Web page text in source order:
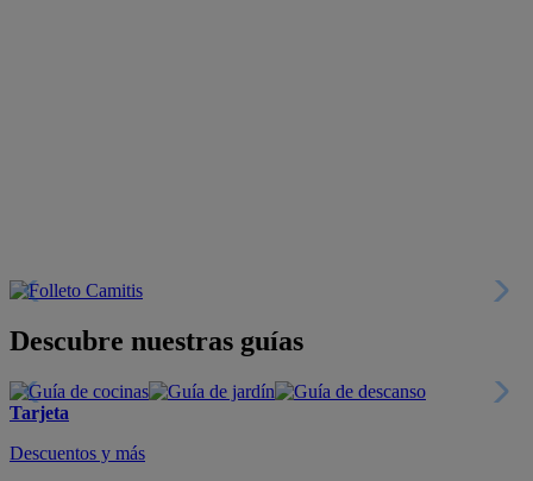
Descubre nuestras guías
Tarjeta
Descuentos y más